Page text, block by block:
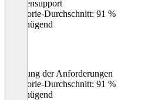
Kundensupport
Kategorie-Durchschnitt: 91 %
Ungenügend
Erfüllung der Anforderungen
Kategorie-Durchschnitt: 91 %
Ungenügend